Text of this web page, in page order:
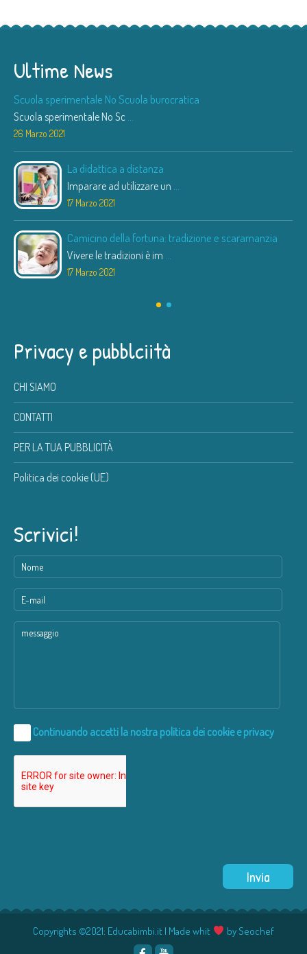
Ultime News
Scuola sperimentale No Scuola burocratica
Scuola sperimentale No Sc
26 Marzo 2021
La didattica a distanza
Imparare ad utilizzare un
17 Marzo 2021
Camicino della fortuna: tradizione e scaramanzia
Vivere le tradizioni è im
17 Marzo 2021
Privacy e pubblciità
CHI SIAMO
CONTATTI
PER LA TUA PUBBLICITÀ
Politica dei cookie (UE)
Scrivici!
Continuando accetti la nostra politica dei cookie e privacy
Copyrights ©2021: Educabimbi.it | Made whit by Seochef